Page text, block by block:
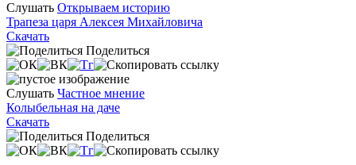
Слушать Открываем историю
Трапеза царя Алексея Михайловича
Скачать
Поделиться
Слушать Частное мнение
Колыбельная на даче
Скачать
Поделиться